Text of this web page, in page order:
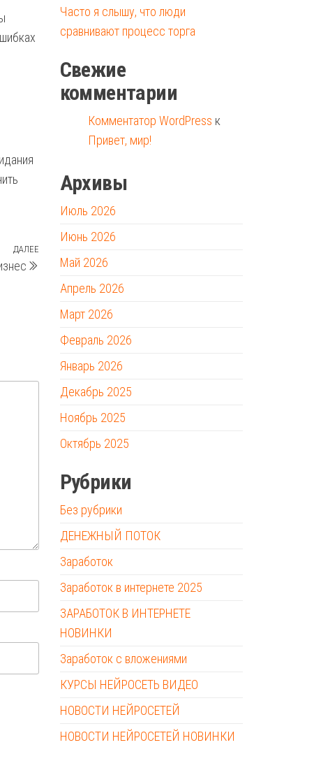
Следующая
запись
ДАЛЕЕ
Часто я слышу, что люди
сравнивают процесс торга
Свежие
комментарии
Комментатор WordPress к
Привет, мир!
Архивы
Июль 2026
Июнь 2026
Май 2026
Апрель 2026
Март 2026
Февраль 2026
Январь 2026
Декабрь 2025
Ноябрь 2025
Октябрь 2025
Рубрики
Без рубрики
ДЕНЕЖНЫЙ ПОТОК
Заработок
Заработок в интернете 2025
ЗАРАБОТОК В ИНТЕРНЕТЕ
НОВИНКИ
Заработок с вложениями
КУРСЫ НЕЙРОСЕТЬ ВИДЕО
НОВОСТИ НЕЙРОСЕТЕЙ
НОВОСТИ НЕЙРОСЕТЕЙ НОВИНКИ